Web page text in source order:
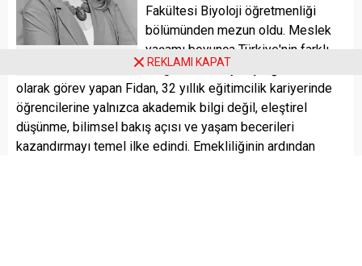
Fakültesi Biyoloji öğretmenliği
bölümünden mezun oldu. Meslek
yaşamı boyunca Türkiye'nin farklı
bölgelerinde biyoloji öğretmeni
olarak görev yapan Fidan, 32 yıllık eğitimcilik kariyerinde
öğrencilerine yalnızca akademik bilgi değil, eleştirel
düşünme, bilimsel bakış açısı ve yaşam becerileri
kazandırmayı temel ilke edindi. Emekliliğinin ardından
REKLAMI KAPAT